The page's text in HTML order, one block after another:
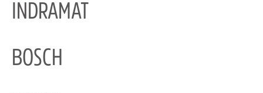
INDRAMAT
BOSCH